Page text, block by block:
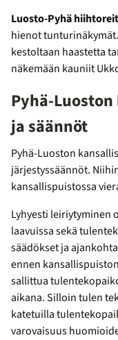
Luosto-Pyhä
hienot
kestoltaan haastetta
näkemään kauniit
Pyhä-
ja säännöt
Pyhä-Luoston
järjestyssäännöt.
kansallispuistossa
Lyhyesti leiriytyminen
laavuissa sekä
säädökset ja
ennen
sallittua
aikana. Silloin tulen
katetuilla
varovaisuus